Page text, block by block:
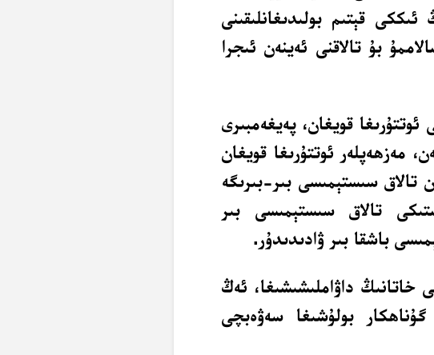
ئىككى قېتىم بولىدىغانلىقىنى
بۇ تالاقنى ئەينەن ئىجرا
قويغان، پەيغەمبىرى
مەزھەپلەر ئوتتۇرىغا قويغان
تالاق سىستېمىسى بىر-بىرىگە
تالاق سىستېمىسى بىر
باشقا بىر ۋادىدىدۇر.
خاتانىڭ داۋاملىشىشىغا، ئەڭ
گۇناھكار بولۇشىغا سەۋەبچى